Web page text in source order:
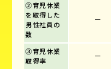
②育児休業
を取得した
男性社員の
数
ー
③育児休業
取得率
ー